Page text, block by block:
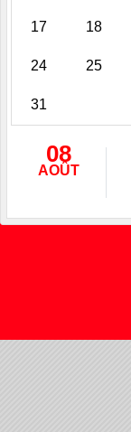
17 18
24 25
31
08
AOÛT